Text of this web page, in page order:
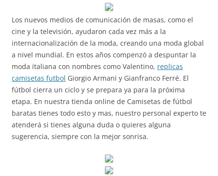
Los nuevos medios de comunicación de masas, como el
cine y la televisión, ayudaron cada vez más a la
internacionalización de la moda, creando una moda global
a nivel mundial. En estos años compenzó a despuntar la
moda italiana con nombres como Valentino, replicas
camisetas futbol Giorgio Armani y Gianfranco Ferré. El
fútbol cierra un ciclo y se prepara ya para la próxima
etapa. En nuestra tienda online de Camisetas de fútbol
baratas tienes todo esto y mas, nuestro personal experto te
atenderá si tienes alguna duda o quieres alguna
sugerencia, siempre con la mejor sonrisa.